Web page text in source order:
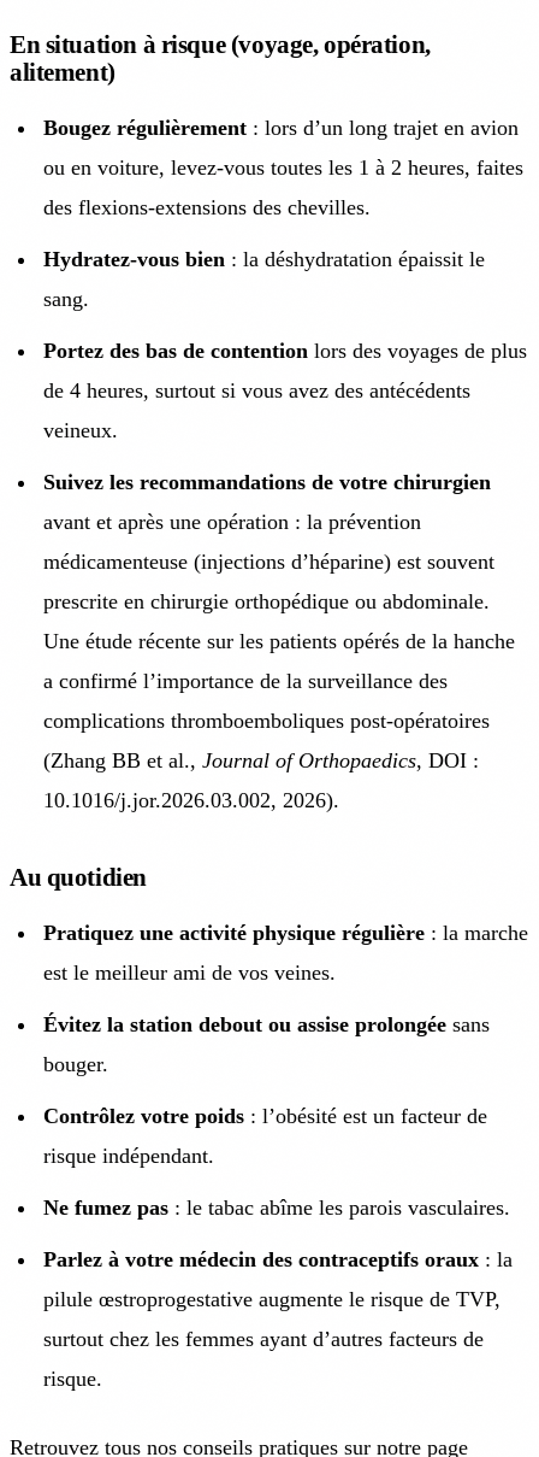
En situation à risque (voyage, opération,
alitement)
Bougez régulièrement : lors d’un long trajet en avion
ou en voiture, levez-vous toutes les 1 à 2 heures, faites
des flexions-extensions des chevilles.
Hydratez-vous bien : la déshydratation épaissit le
sang.
Portez des bas de contention lors des voyages de plus
de 4 heures, surtout si vous avez des antécédents
veineux.
Suivez les recommandations de votre chirurgien
avant et après une opération : la prévention
médicamenteuse (injections d’héparine) est souvent
prescrite en chirurgie orthopédique ou abdominale.
Une étude récente sur les patients opérés de la hanche
a confirmé l’importance de la surveillance des
complications thromboemboliques post-opératoires
(Zhang BB et al., Journal of Orthopaedics, DOI :
10.1016/j.jor.2026.03.002, 2026).
Au quotidien
Pratiquez une activité physique régulière : la marche
est le meilleur ami de vos veines.
Évitez la station debout ou assise prolongée sans
bouger.
Contrôlez votre poids : l’obésité est un facteur de
risque indépendant.
Ne fumez pas : le tabac abîme les parois vasculaires.
Parlez à votre médecin des contraceptifs oraux : la
pilule œstroprogestative augmente le risque de TVP,
surtout chez les femmes ayant d’autres facteurs de
risque.
Retrouvez tous nos conseils pratiques sur notre page